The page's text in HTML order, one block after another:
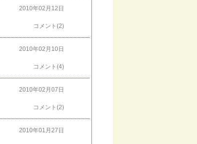
2010年02月12日
コメント(2)
2010年02月10日
コメント(4)
2010年02月07日
コメント(2)
2010年01月27日